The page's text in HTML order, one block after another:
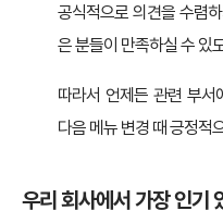
공식적으로 의견을 수렴
은 분들이 만족하실 수 있
따라서 언제든 관련 부서
다음 메뉴 변경 때 긍정적
우리 회사에서 가장 인기